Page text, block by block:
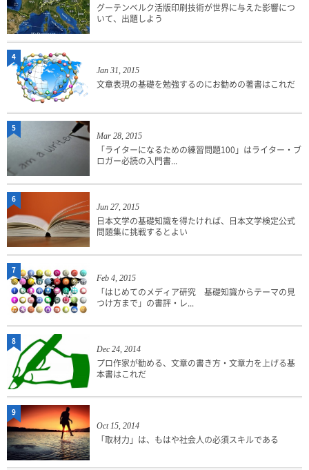
グーテンベルク活版印刷技術が世界に与えた影響につ
いて、出題しよう
Jan 31, 2015
文章表現の基礎を勉強するのにお勧めの著書はこれだ
4
Mar 28, 2015
「ライターになるための練習問題100」はライター・ブ
ロガー必読の入門書...
5
Jun 27, 2015
日本文学の基礎知識を得たければ、日本文学検定公式
問題集に挑戦するとよい
6
Feb 4, 2015
「はじめてのメディア研究 基礎知識からテーマの見
つけ方まで」の書評・レ...
7
Dec 24, 2014
プロ作家が勧める、文章の書き方・文章力を上げる基
本書はこれだ
8
Oct 15, 2014
「取材力」は、もはや社会人の必須スキルである
9